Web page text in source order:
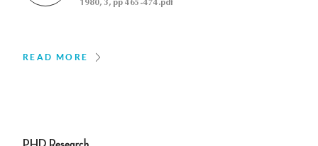
1980, 3, pp 465-474.pdf
READ MORE